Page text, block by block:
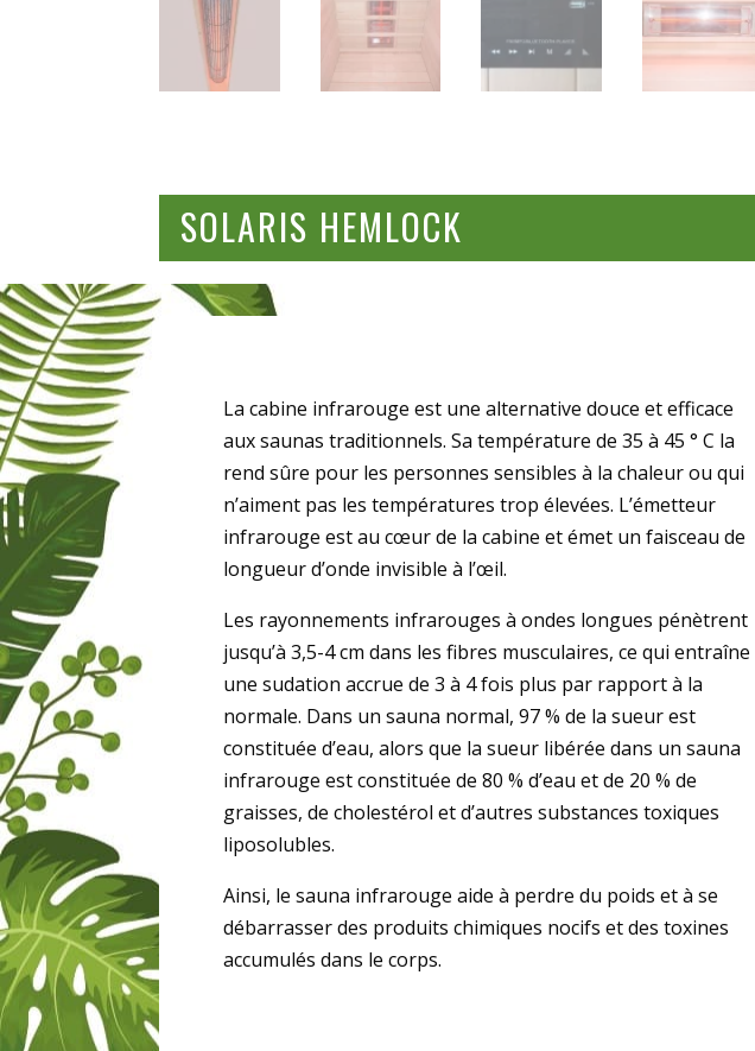
SOLARIS HEMLOCK
La cabine infrarouge est une alternative douce et efficace
aux saunas traditionnels. Sa température de 35 à 45 ° C la
rend sûre pour les personnes sensibles à la chaleur ou qui
n’aiment pas les températures trop élevées. L’émetteur
infrarouge est au cœur de la cabine et émet un faisceau de
longueur d’onde invisible à l’œil.
Les rayonnements infrarouges à ondes longues pénètrent
jusqu’à 3,5-4 cm dans les fibres musculaires, ce qui entraîne
une sudation accrue de 3 à 4 fois plus par rapport à la
normale. Dans un sauna normal, 97 % de la sueur est
constituée d’eau, alors que la sueur libérée dans un sauna
infrarouge est constituée de 80 % d’eau et de 20 % de
graisses, de cholestérol et d’autres substances toxiques
liposolubles.
Ainsi, le sauna infrarouge aide à perdre du poids et à se
débarrasser des produits chimiques nocifs et des toxines
accumulés dans le corps.